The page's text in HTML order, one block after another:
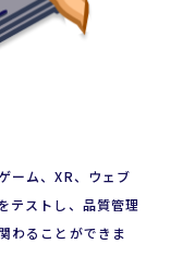
ーム、XR、ウェブ
テストし、品質管理
わることができま